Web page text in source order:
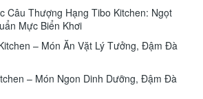
Câu Thượng Hạng Tibo Kitchen: Ngọt
Mực Biển Khơi
– Món Ăn Vặt Lý Tưởng, Đậm Đà
– Món Ngon Dinh Dưỡng, Đậm Đà